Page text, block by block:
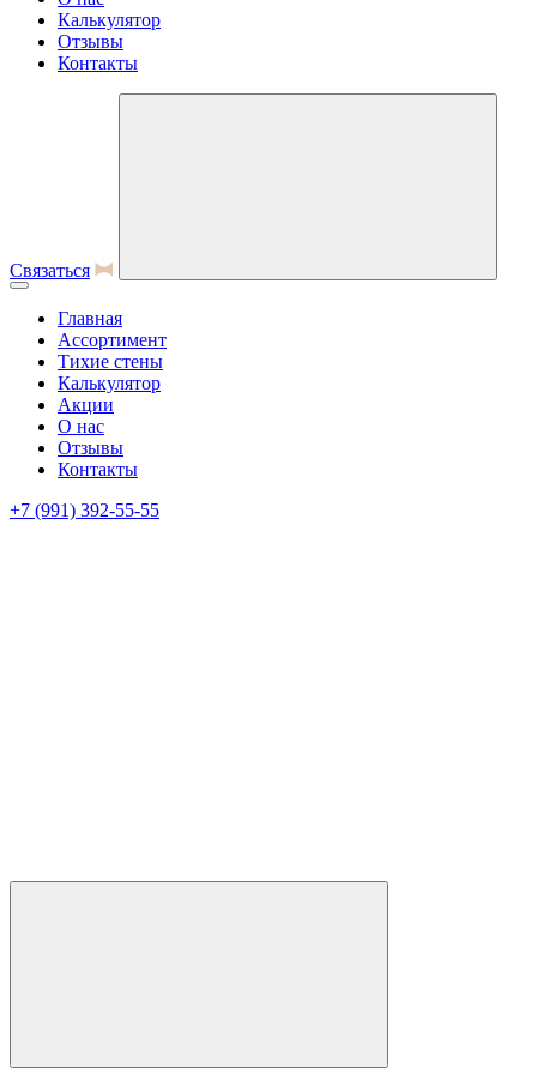
Калькулятор
Отзывы
Контакты
Связаться
Главная
Ассортимент
Тихие стены
Калькулятор
Акции
О нас
Отзывы
Контакты
+7 (991) 392-55-55